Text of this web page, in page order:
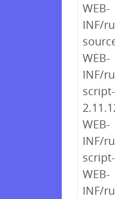
WEB-
INF/
WEB-
INF/
WEB-
INF/
WEB-
INF/